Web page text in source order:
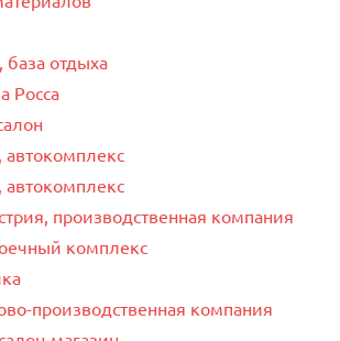
отдыха
Росса
производственная компания
комплекс
производственная компания